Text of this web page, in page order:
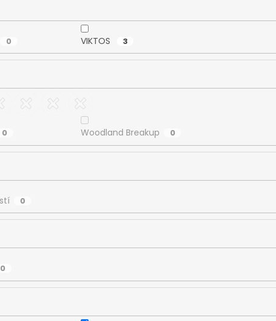
0 VIKTOS 3
0 Woodland Breakup 0
0
0